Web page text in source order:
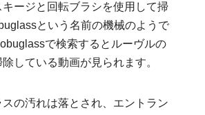
ージと回転ブラシを使用して掃
という名前の機械のようで
で検索するとルーヴルの
している動画が見られます。
の汚れは落とされ、エントラン